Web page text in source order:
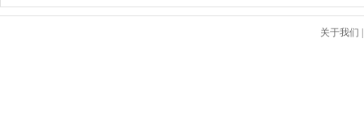
关于我们